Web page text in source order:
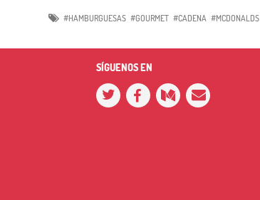
#HAMBURGUESAS #GOURMET #CADENA #MCDONALDS
SÍGUENOS EN